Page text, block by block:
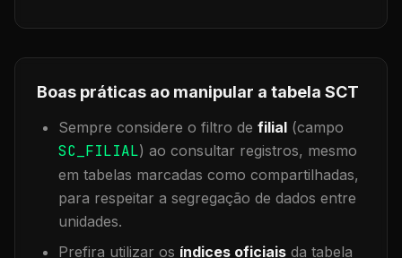
Boas práticas ao manipular a tabela SCT
Sempre considere o filtro de filial (campo
SC_FILIAL) ao consultar registros, mesmo
em tabelas marcadas como compartilhadas,
para respeitar a segregação de dados entre
unidades.
Prefira utilizar os índices oficiais da tabela